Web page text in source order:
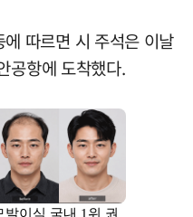
따르면 시 주석은 이날
공항에 도착했다.